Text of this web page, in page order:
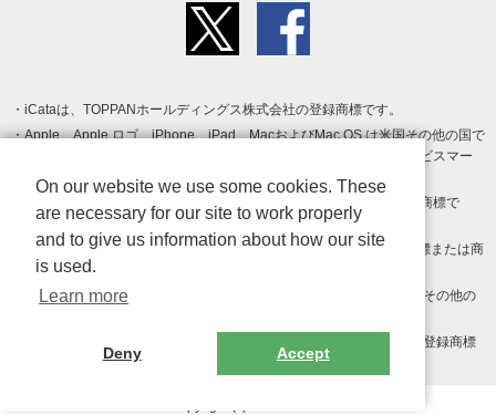
iCataは、TOPPANホールディングス株式会社の登録商標です。
Apple、Apple ロゴ、iPhone、iPad、MacおよびMac OS は米国その他の国で
登録された Apple Inc. の商標です。App Store は Apple Inc. のサービスマー
クです。
Android、Google Play および Google Play ロゴ は Google LLC の商標で
す。
Windows は Microsoft Inc.の米国およびその他の国における登録商標または商
標です。
Adobe、Adobe Reader、Adobe PDF は、Adobe Inc.の米国およびその他の
その他、記載されている会社名、商品名、ロゴは各社の商標または登録商標
On our website we use some cookies. These
are necessary for our site to work properly
and to give us information about how our site
is used.
Learn more
Deny Accept